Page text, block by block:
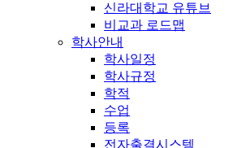
신라대학교 유튜브
비교과 로드맵
학사안내
학사일정
학사규정
학적
수업
등록
전자출결시스템